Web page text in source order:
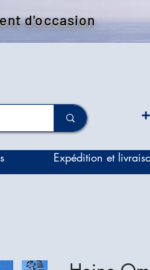
d'occasion
Expédition et